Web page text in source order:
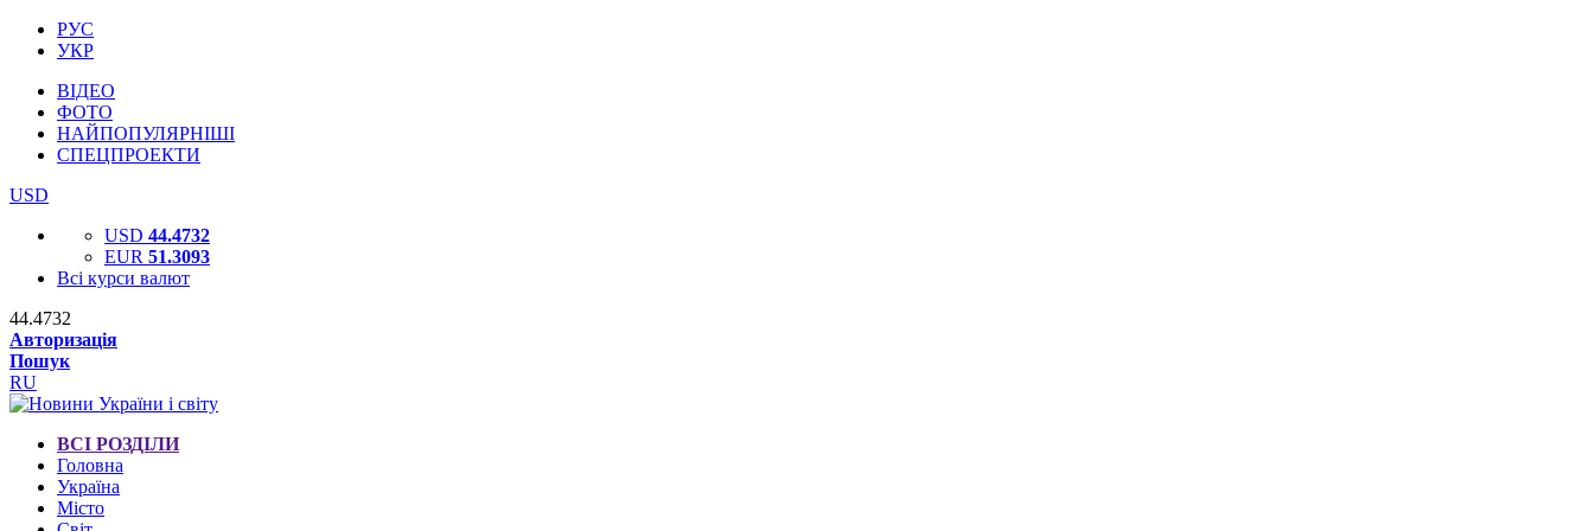
РУС
УКР
ВІДЕО
ФОТО
НАЙПОПУЛЯРНІШІ
СПЕЦПРОЕКТИ
USD
USD 44.4732
EUR 51.3093
Всі курси валют
44.4732
Авторизація
Пошук
RU
ВСІ РОЗДІЛИ
Головна
Україна
Місто